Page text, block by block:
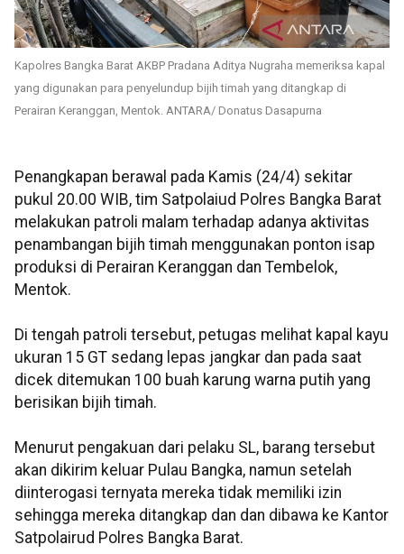
Kapolres Bangka Barat AKBP Pradana Aditya Nugraha memeriksa kapal
yang digunakan para penyelundup bijih timah yang ditangkap di
Perairan Keranggan, Mentok. ANTARA/ Donatus Dasapurna
Penangkapan berawal pada Kamis (24/4) sekitar
pukul 20.00 WIB, tim Satpolaiud Polres Bangka Barat
melakukan patroli malam terhadap adanya aktivitas
penambangan bijih timah menggunakan ponton isap
produksi di Perairan Keranggan dan Tembelok,
Mentok.
Di tengah patroli tersebut, petugas melihat kapal kayu
ukuran 15 GT sedang lepas jangkar dan pada saat
dicek ditemukan 100 buah karung warna putih yang
berisikan bijih timah.
Menurut pengakuan dari pelaku SL, barang tersebut
akan dikirim keluar Pulau Bangka, namun setelah
diinterogasi ternyata mereka tidak memiliki izin
sehingga mereka ditangkap dan dan dibawa ke Kantor
Satpolairud Polres Bangka Barat.